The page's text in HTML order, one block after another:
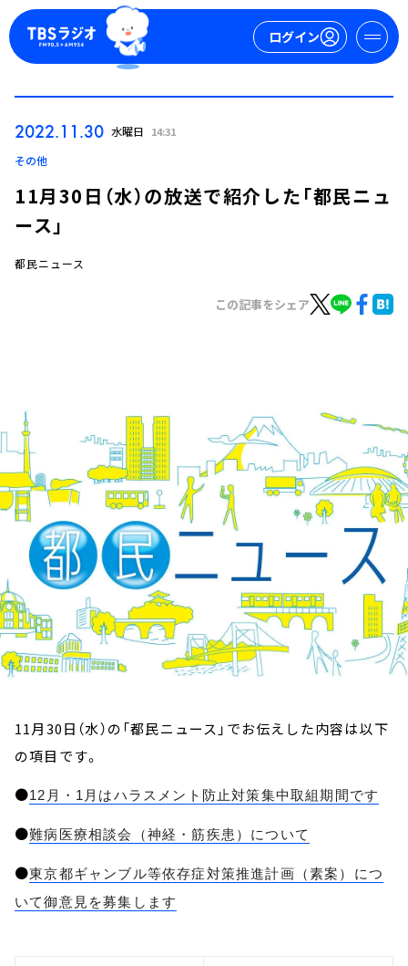
ログイン
イベント・グッズ
YouTube
会社情報
2022.11.30 水曜日 14:31
その他
11月30日（水）の放送で紹介した「都民ニュ
ース」
都民ニュース
この記事をシェア
11月30日（水）の「都民ニュース」でお伝えした内容は以下
の項目です。
●12月・1月はハラスメント防止対策集中取組期間です
●難病医療相談会（神経・筋疾患）について
●東京都ギャンブル等依存症対策推進計画（素案）につ
いて御意見を募集します